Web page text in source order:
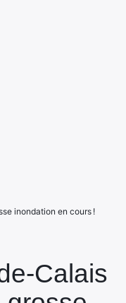
Calais
inondation en cours !